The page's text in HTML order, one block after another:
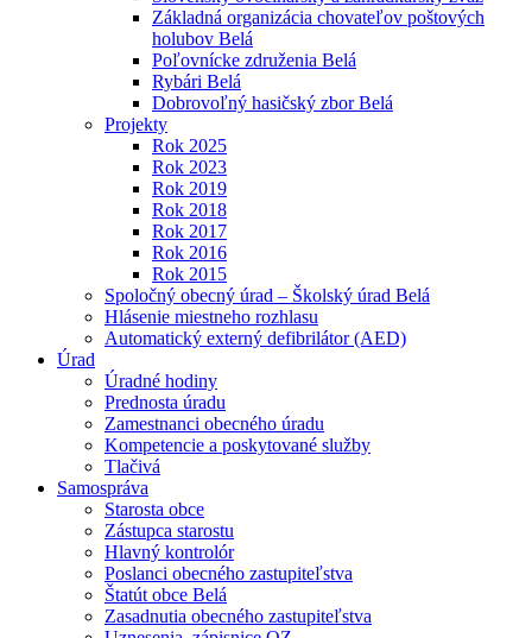
Základná organizácia chovateľov poštových
holubov Belá
Poľovnícke združenia Belá
Rybári Belá
Dobrovoľný hasičský zbor Belá
Projekty
Rok 2025
Rok 2023
Rok 2019
Rok 2018
Rok 2017
Rok 2016
Rok 2015
Spoločný obecný úrad – Školský úrad Belá
Hlásenie miestneho rozhlasu
Automatický externý defibrilátor (AED)
Úrad
Úradné hodiny
Prednosta úradu
Zamestnanci obecného úradu
Kompetencie a poskytované služby
Tlačivá
Samospráva
Starosta obce
Zástupca starostu
Hlavný kontrolór
Poslanci obecného zastupiteľstva
Štatút obce Belá
Zasadnutia obecného zastupiteľstva